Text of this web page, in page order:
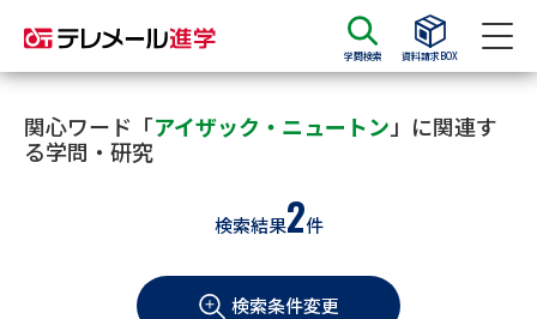
学問検索 資料請求BOX
資料請求 資料検索
大学・短大の資料種類から請求
学部・学科パンフ
関心ワード「アイザック・ニュートン 」に関連す
る学問・研究
検索結果2件
検索条件変更